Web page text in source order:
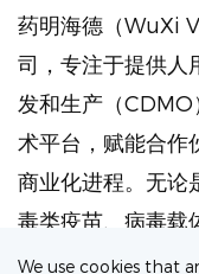
药明海德（WuXi
司，专注于提供人
发和生产（
术平台，赋能合作
商业化进程。无论
毒类疫苗、病毒载
苗、外膜囊泡（
We use cookies that